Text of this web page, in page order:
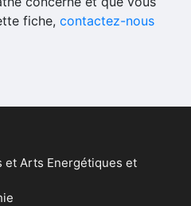
fiche, contactez-nous
et Arts Energétiques et